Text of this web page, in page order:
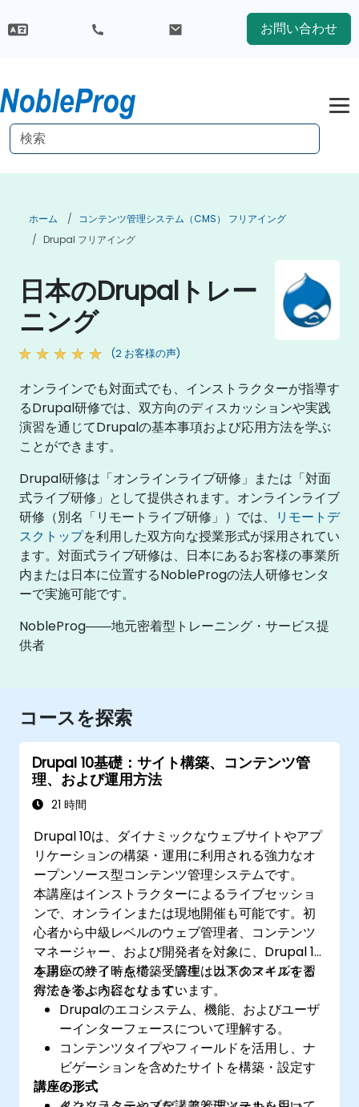
お問い合わせ
ホーム
コンテンツ管理システム（CMS） フリアイング
Drupal フリアイング
日本のDrupalトレー
ニング
(2 お客様の声)
オンラインでも対面式でも、インストラクターが指導す
るDrupal研修では、双方向のディスカッションや実践
演習を通じてDrupalの基本事項および応用方法を学ぶ
ことができます。
Drupal研修は「オンラインライブ研修」または「対面
式ライブ研修」として提供されます。オンラインライブ
研修（別名「リモートライブ研修」）では、
リモートデ
スクトップを利用した双方向な授業形式が採用されてい
ます。対面式ライブ研修は、日本にあるお客様の事業所
内または日本に位置するNobleProgの法人研修センタ
ーで実施可能です。
NobleProg――地元密着型トレーニング・サービス提
供者
コースを探索
Drupal 10基礎：サイト構築、コンテンツ管
理、および運用方法
21 時間
Drupal 10は、ダイナミックなウェブサイトやアプ
リケーションの構築・運用に利用される強力なオ
ープンソース型コンテンツ管理システムです。
本講座はインストラクターによるライブセッショ
ンで、オンラインまたは現地開催も可能です。初
心者から中級レベルのウェブ管理者、コンテンツ
マネージャー、および開発者を対象に、Drupal 10
を用いてサイトを構築・管理・カスタマイズする
方法を学ぶ内容となっています。
本講座の終了時点で、受講生は以下のスキルを習
得できるようになります：
Drupalのエコシステム、機能、およびユーザ
ーインターフェースについて理解する。
コンテンツタイプやフィールドを活用し、ナ
ビゲーションを含めたサイトを構築・設定す
る。
講座の形式